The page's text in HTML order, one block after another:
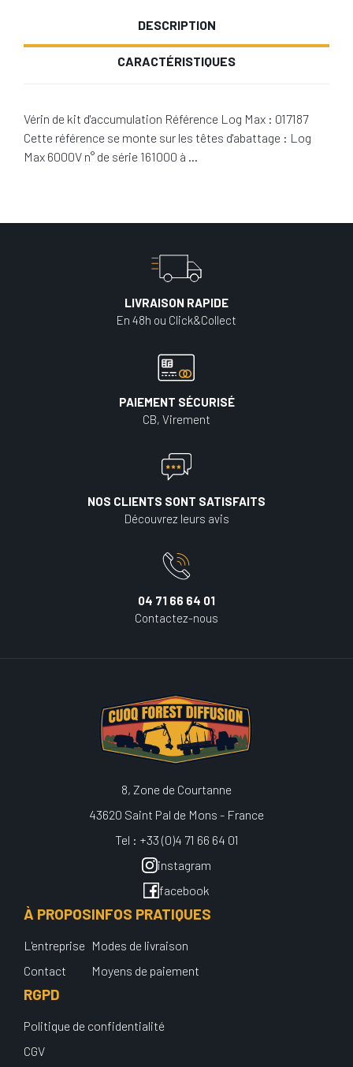
DESCRIPTION
CARACTÉRISTIQUES
Vérin de kit d'accumulation Référence Log Max : 017187
Cette référence se monte sur les têtes d'abattage : Log
Max 6000V n° de série 161000 à …
LIVRAISON RAPIDE
En 48h ou Click&Collect
PAIEMENT SÉCURISÉ
CB, Virement
NOS CLIENTS SONT SATISFAITS
Découvrez leurs avis
04 71 66 64 01
Contactez-nous
8, Zone de Courtanne
43620 Saint Pal de Mons - France
Tel : +33 (0)4 71 66 64 01
instagram
facebook
À PROPOS
L'entreprise
Contact
INFOS PRATIQUES
Modes de livraison
Moyens de paiement
RGPD
Politique de confidentialité
CGV